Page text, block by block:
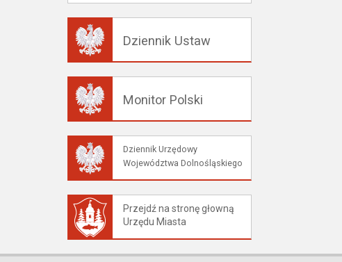
Dziennik Ustaw
Monitor Polski
Dziennik Urzędowy
Województwa Dolnośląskiego
Przejdź na stronę głowną
Urzędu Miasta